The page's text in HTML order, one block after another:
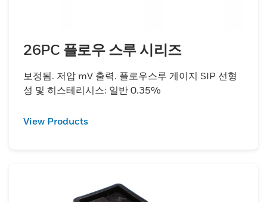
26PC 플로우 스루 시리즈
보정됨. 저압 mV 출력. 플로우스루 게이지 SIP 선형
성 및 히스테리시스: 일반 0.35%
View Products